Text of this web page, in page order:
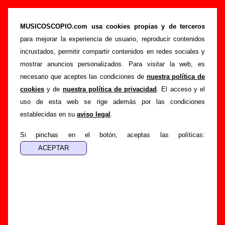
MUSICOSCOPIO.com usa cookies propias y de terceros
para mejorar la experiencia de usuario, reproducir contenidos
incrustados, permitir compartir contenidos en redes sociales y
mostrar anuncios personalizados. Para visitar la web, es
necesario que aceptes las condiciones de nuestra política de
cookies y de nuestra política de privacidad . El acceso y el
uso de esta web se rige además por las condiciones
establecidas en su aviso legal .
Si pinchas en el botón, aceptas las políticas:
Delafé Y Las Flores Azules - Añadir o corregir
información
Portada >Delafé Y Las Flores Azules > Añadir
Si tienes información adicional, puedes enviar nueva
información o corregir la existente mediante el siguiente
formulario o escribiendo un e-mail a
guialven@musicoscopio.com
.
Gracias por tu
colaboración.
Nombre